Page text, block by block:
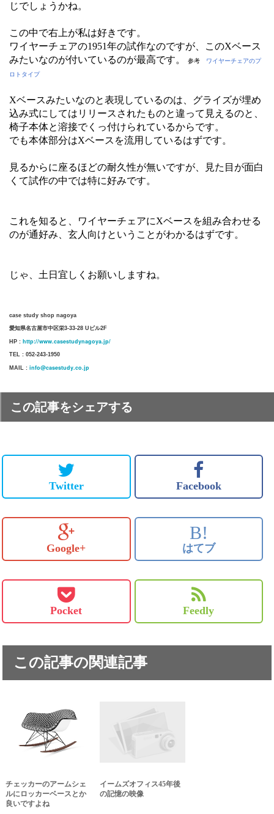
じでしょうかね。
この中で右上が私は好きです。
ワイヤーチェアの1951年の試作なのですが、このXベース
みたいなのが付いているのが最高です。
参考 ワイヤーチェアのプ
ロトタイプ
Xベースみたいなのと表現しているのは、グライズが埋め
込み式にしてはリリースされたものと違って見えるのと、
椅子本体と溶接でくっ付けられているからです。
でも本体部分はXベースを流用しているはずです。
見るからに座るほどの耐久性が無いですが、見た目が面白
くて試作の中では特に好みです。
これを知ると、ワイヤーチェアにXベースを組み合わせる
のが通好み、玄人向けということがわかるはずです。
じゃ、土日宜しくお願いしますね。
case study shop nagoya
愛知県名古屋市中区栄3-33-28 Uビル2F
HP : http://www.casestudynagoya.jp/
TEL : 052-243-1950
MAIL : info@casestudy.co.jp
この記事をシェアする
Twitter Facebook
Google+
B!
はてブ
Pocket Feedly
この記事の関連記事
チェッカーのアームシェ
ルにロッカーベースとか
良いですよね
イームズオフィス45年後
の記憶の映像